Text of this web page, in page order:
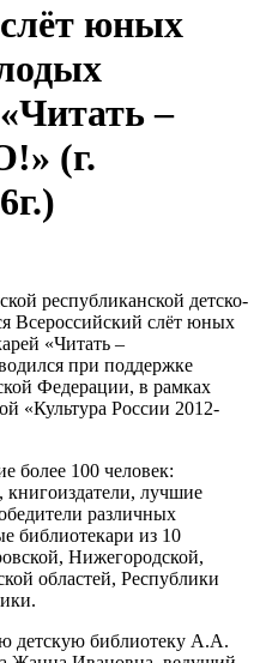
юных
–
(г.
республиканской детско-
Всероссийский слёт юных
«Читать –
при поддержке
Федерации, в рамках
«Культура России 2012-
более 100 человек:
лучшие
различных
библиотекари из 10
Нижегородской,
областей, Республики
детскую библиотеку А.А.